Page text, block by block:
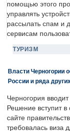
помощью этого
управлять
рассылать спам и
сервисам
ТУРИЗМ
Власти Черногории
России и ряда
Черногория
Решение вступит
сайте
требовалась виза